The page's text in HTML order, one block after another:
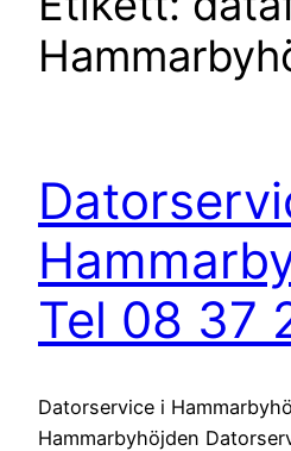
Tel 08 37
Datorservice i
Hammarbyhöjden